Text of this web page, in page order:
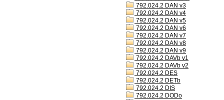
792.024.2 DAN v3
792.024.2 DAN v4
792.024.2 DAN v5
792.024.2 DAN v6
792.024.2 DAN v7
792.024.2 DAN v8
792.024.2 DAN v9
792.024.2 DAVb v1
792.024.2 DAVb v2
792.024.2 DES
792.024.2 DETb
792.024.2 DIS
792.024.2 DODo